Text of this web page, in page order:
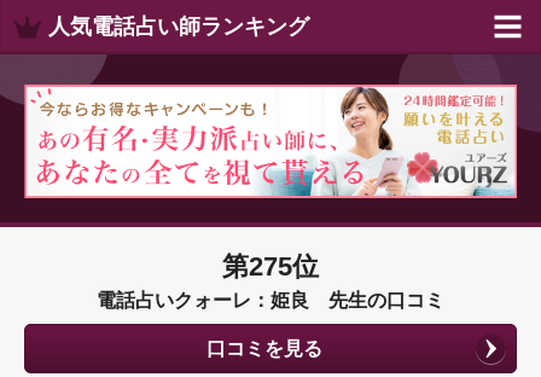
人気電話占い師ランキング
第275位
電話占いクォーレ：姫良 先生の口コミ
口コミを見る